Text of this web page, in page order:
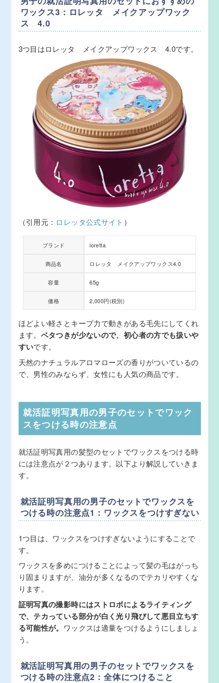
ワックス3：ロレッタ メイクアップワック
ス 4.0
3つ目はロレッタ メイクアップワックス 4.0です。
（引用元： ロレッタ公式サイト ）
ブランド loretta
商品名 ロレッタ メイクアップワックス4.0
容量 65g
価格 2,000円(税別)
ほどよい軽さとキープ力で動きがある毛先にしてくれ
ます。 ベタつきが少ないので、初心者の方でも扱いや
すいです。
天然のナチュラルアロマローズの香りがついているの
で、男性のみならず、女性にも人気の商品です。
就活証明写真用の男子のセットでワック
スをつける時の注意点
就活証明写真用の髪型のセットでワックスをつける時
には注意点が２つあります。以下より解説していきま
す。
就活証明写真用の男子のセットでワックスを
つける時の注意点1：ワックスをつけすぎない
1つ目は、ワックスをつけすぎないようにすることで
す。
ワックスを多めにつけることによって髪の毛はがっち
り固まりますが、油分が多くなるのでテカリやすくな
ります。
証明写真の撮影時にはストロボによるライティング
で、テカっている部分が白く光り飛びして悪目立ちす
る可能性が。 ワックスは適量をつけるようにしましょ
う。
就活証明写真用の男子のセットでワックスを
つける時の注意点2：全体につけること